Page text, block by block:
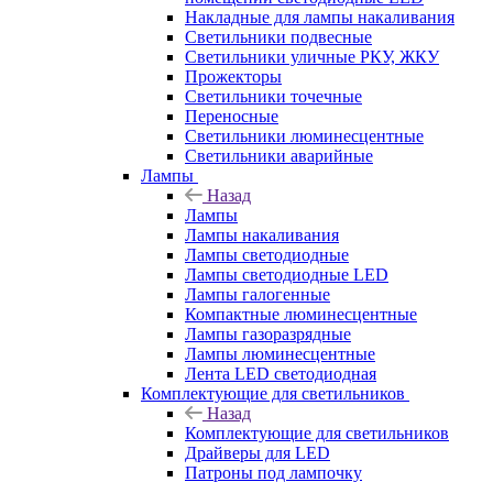
Накладные для лампы накаливания
Светильники подвесные
Светильники уличные РКУ, ЖКУ
Прожекторы
Cветильники точечные
Переносные
Светильники люминесцентные
Светильники аварийные
Лампы
Назад
Лампы
Лампы накаливания
Лампы светодиодные
Лампы светодиодные LED
Лампы галогенные
Компактные люминесцентные
Лампы газоразрядные
Лампы люминесцентные
Лента LED светодиодная
Комплектующие для светильников
Назад
Комплектующие для светильников
Драйверы для LED
Патроны под лампочку